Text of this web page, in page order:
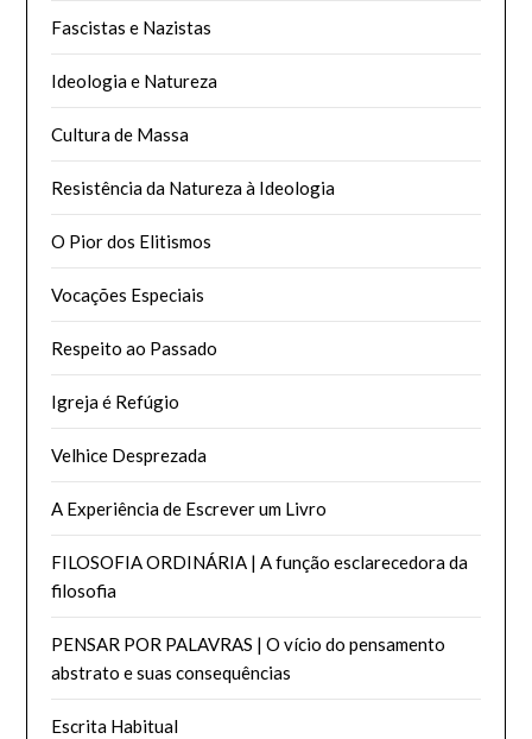
Fascistas e Nazistas
Ideologia e Natureza
Cultura de Massa
Resistência da Natureza à Ideologia
O Pior dos Elitismos
Vocações Especiais
Respeito ao Passado
Igreja é Refúgio
Velhice Desprezada
A Experiência de Escrever um Livro
FILOSOFIA ORDINÁRIA | A função esclarecedora da
filosofia
PENSAR POR PALAVRAS | O vício do pensamento
abstrato e suas consequências
Escrita Habitual